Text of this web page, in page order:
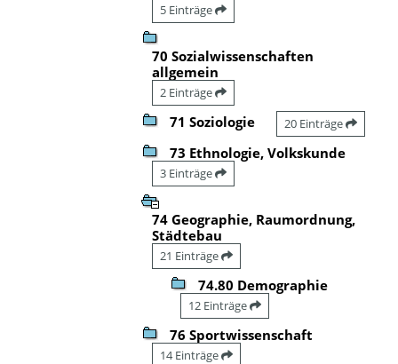
5 Einträge
70 Sozialwissenschaften
allgemein
2 Einträge
71 Soziologie 20 Einträge
73 Ethnologie, Volkskunde
3 Einträge
74 Geographie, Raumordnung,
Städtebau
21 Einträge
74.80 Demographie
12 Einträge
76 Sportwissenschaft
14 Einträge